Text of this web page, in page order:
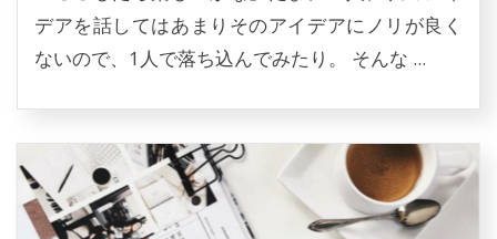
デアを話してはあまりそのアイデアにノリが良く
ないので、1人で落ち込んでみたり。 そんな ...